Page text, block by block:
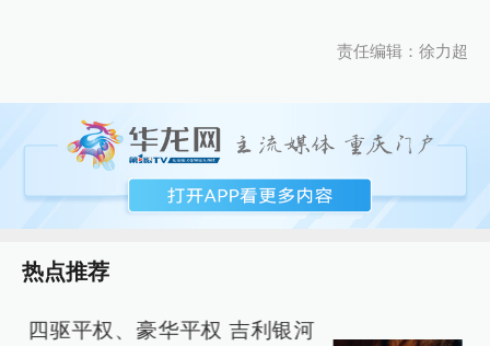
责任编辑：徐力超
热点推荐
四驱平权、豪华平权 吉利银河